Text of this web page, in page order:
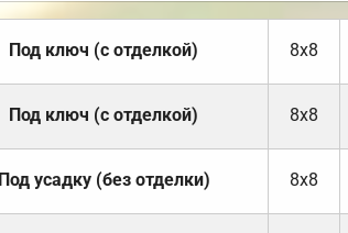
Под ключ (с отделкой) 8х8
Под ключ (с отделкой) 8х8
Под усадку (без отделки) 8х8